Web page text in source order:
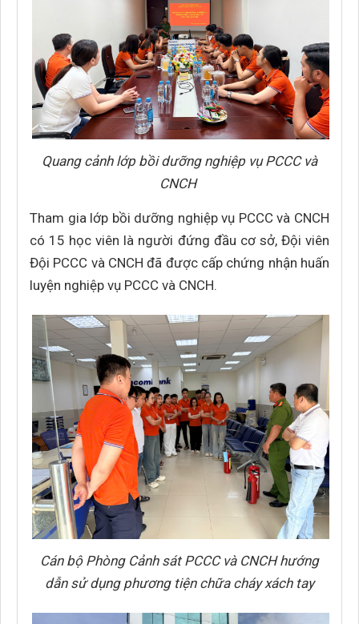
Quang cảnh lớp bồi dưỡng nghiệp vụ PCCC và
CNCH
Tham gia lớp bồi dưỡng nghiệp vụ PCCC và CNCH
có 15 học viên là người đứng đầu cơ sở, Đội viên
Đội PCCC và CNCH đã được cấp chứng nhận huấn
luyện nghiệp vụ PCCC và CNCH.
Cán bộ Phòng Cảnh sát PCCC và CNCH hướng
dẫn sử dụng phương tiện chữa cháy xách tay